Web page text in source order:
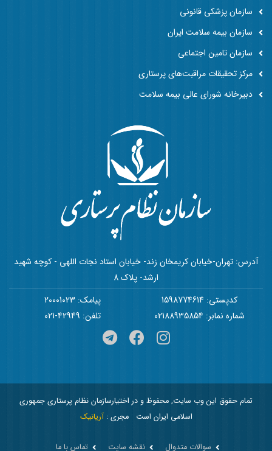
آدرس: تهران-خیابان کریمخان زند- خیابان استاد نجات اللهی - کوچه شهید
ارشد- پلاک 8
کدپستی: 1598774614
پیامک: 20001023
شماره نمابر: 02188935854
تلفن: 42949-021
سازمان پزشکی قانونی
سازمان بیمه سلامت ایران
سازمان تامین اجتماعی
مرکز تحقیقات مراقبت‌های پرستاری
دبیرخانه شورای عالی بیمه سلامت
تمام حقوق این وب سایت, محفوظ و در اختیارسازمان نظام پرستاری جمهوری
اسلامی ایران است
مجری :آریانیک
سوالات متدوال نقشه سایت تماس با ما